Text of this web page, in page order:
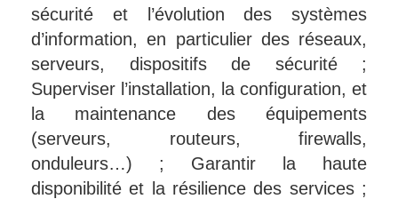
sécurité et l’évolution des systèmes
d’information, en particulier des réseaux,
serveurs, dispositifs de sécurité ;
Superviser l’installation, la configuration, et
la maintenance des équipements
(serveurs, routeurs, firewalls,
onduleurs…) ; Garantir la haute
disponibilité et la résilience des services ;